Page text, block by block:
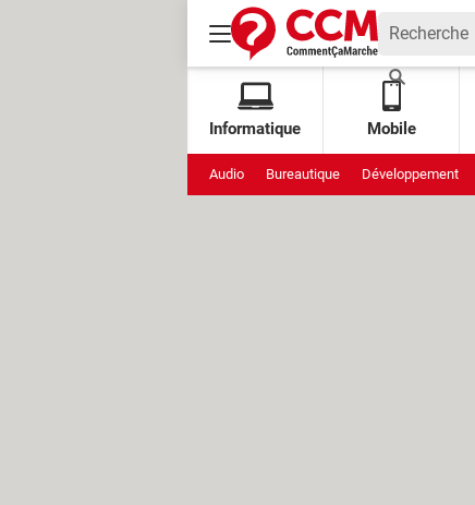
Informatique Mobile
Audio Bureautique Développement